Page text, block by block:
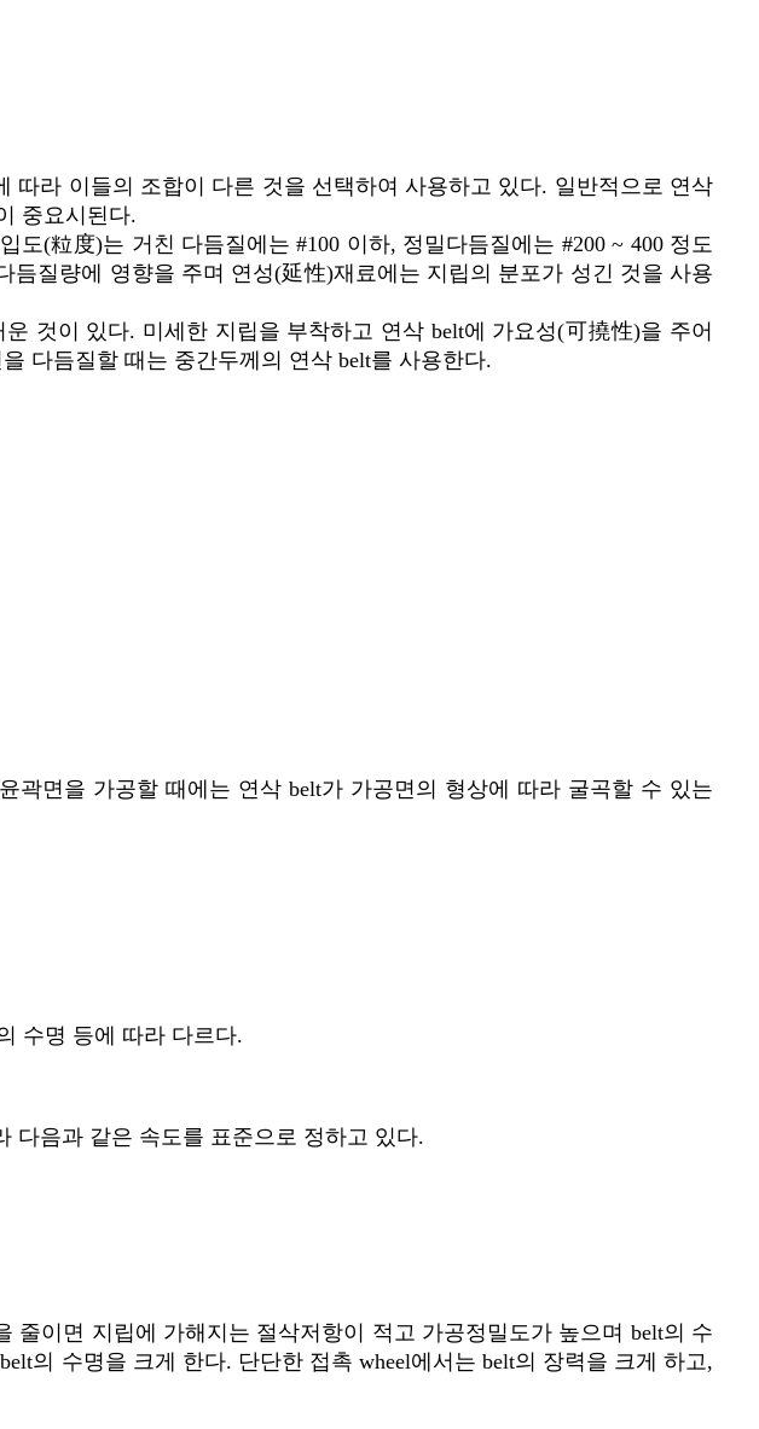
라 이들의 조합이 다른 것을 선택하여 사용하고 있다. 일반적으로 연삭
중요시된다.
도(粒度)는 거친 다듬질에는 #100 이하, 정밀다듬질에는 #200 ~ 400 정도
질량에 영향을 주며 연성(延性)재료에는 지립의 분포가 성긴 것을 사용
것이 있다. 미세한 지립을 부착하고 연삭 belt에 가요성(可撓性)을 주어
다듬질할 때는 중간두께의 연삭 belt를 사용한다.
곽면을 가공할 때에는 연삭 belt가 가공면의 형상에 따라 굴곡할 수 있는
수명 등에 따라 다르다.
다음과 같은 속도를 표준으로 정하고 있다.
이면 지립에 가해지는 절삭저항이 적고 가공정밀도가 높으며 belt의 수
의 수명을 크게 한다. 단단한 접촉 wheel에서는 belt의 장력을 크게 하고,